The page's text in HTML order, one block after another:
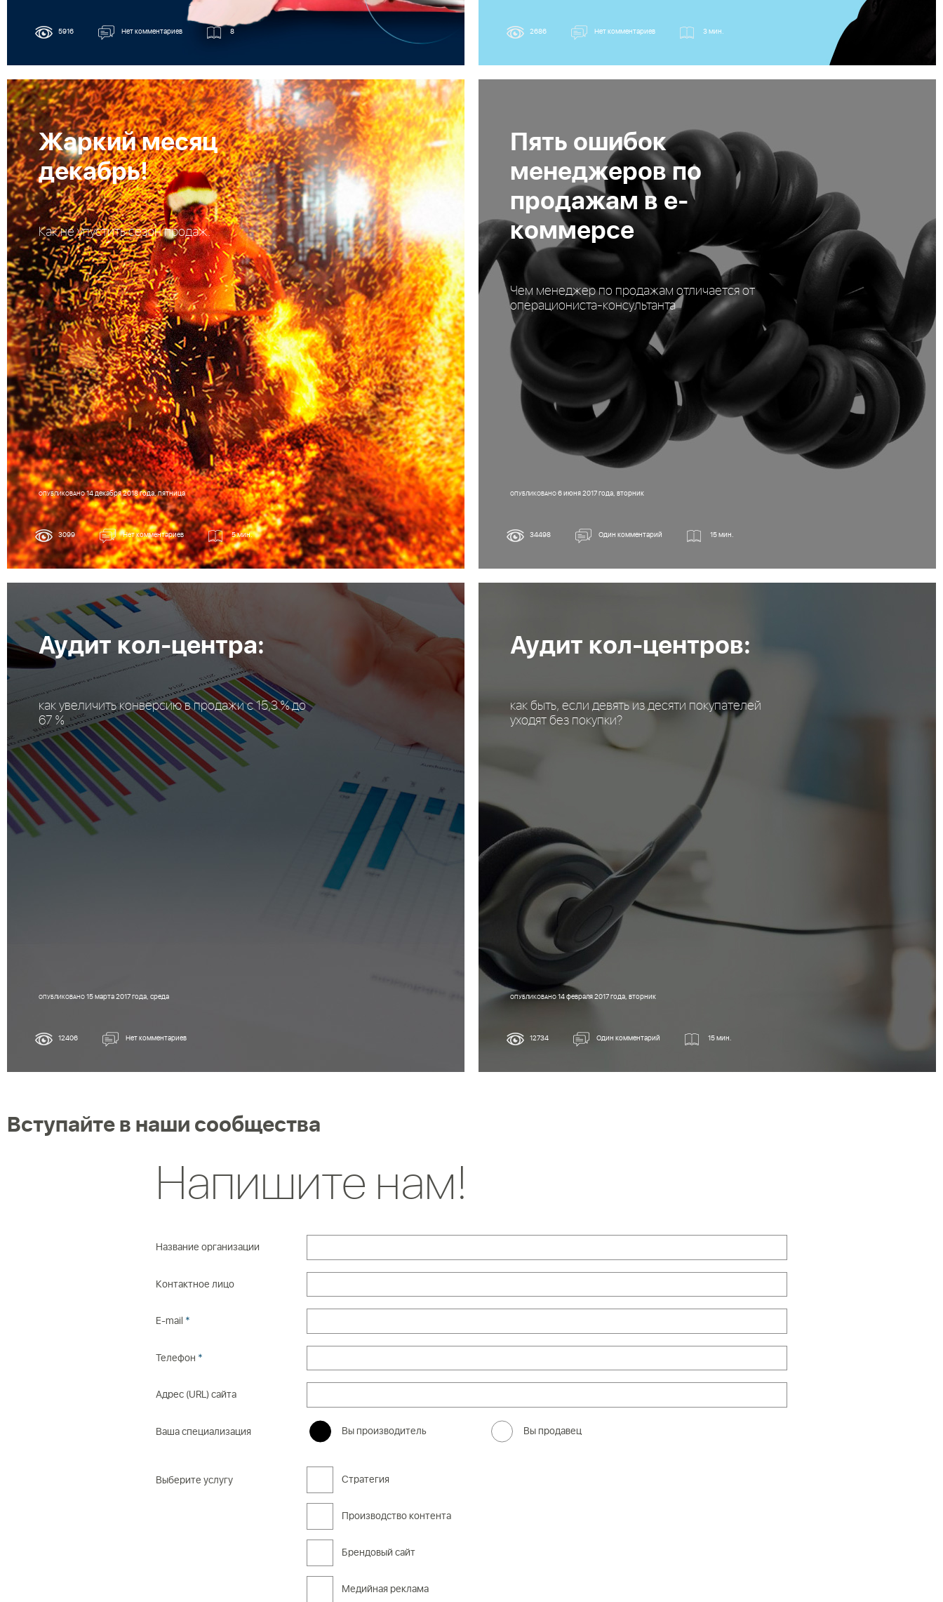
5916 Нет комментариев 8 2686 Нет комментариев 3 мин.
Жаркий месяц
декабрь!
Как не упустить сезон продаж.
ОПУБЛИКОВАНО14 декабря 2018 года, пятница
3099 Нет комментариев 5 мин.
Пять ошибок
менеджеров по
продажам в е-
коммерсе
Чем менеджер по продажам отличается от
операциониста-консультанта
ОПУБЛИКОВАНО6 июня 2017 года, вторник
34498 Один комментарий 15 мин.
Аудит кол-центра:
как увеличить конверсию в продажи с 15,3 % до
67 %
ОПУБЛИКОВАНО15 марта 2017 года, среда
12406 Нет комментариев
Аудит кол-центров:
как быть, если девять из десяти покупателей
уходят без покупки?
ОПУБЛИКОВАНО14 февраля 2017 года, вторник
12734 Один комментарий 15 мин.
Вступайте в наши сообщества
Напишите нам!
Название организации
Контактное лицо
E-mail *
Телефон *
Адрес (URL) сайта
Ваша специализация Вы производитель Вы продавец
Выберите услугу Cтратегия
Производство контента
Брендовый сайт
Медийная реклама